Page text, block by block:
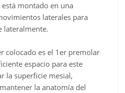
montado en una
laterales para
lateralmente.
colocado es el 1er premolar
espacio para este
la superficie mesial,
la anatomía del